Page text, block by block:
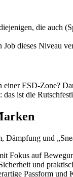
die auch
Job dieses Niveau
ESD-Zone?
ist die
Dämpfung und
Fokus auf
und
Passform